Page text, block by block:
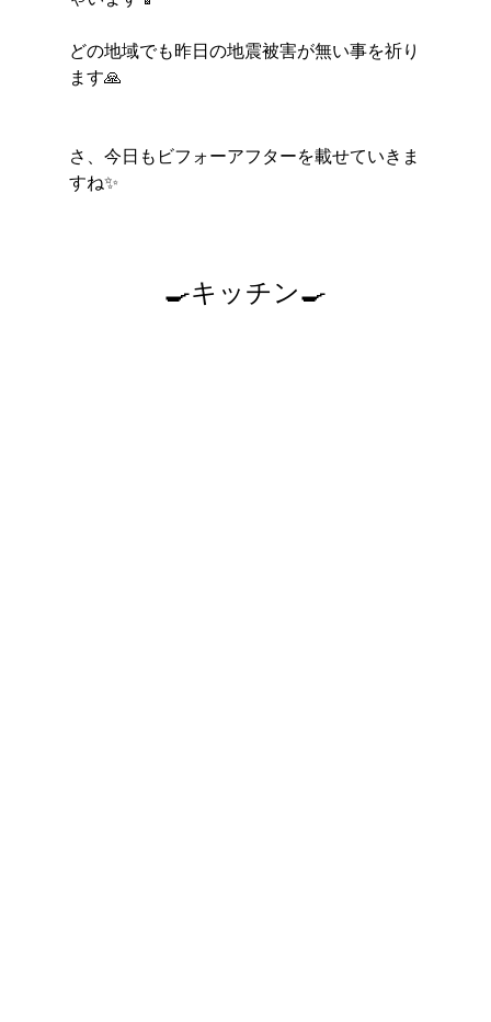
どの地域でも昨日の地震被害が無い事を祈り
ます🙏
さ、今日もビフォーアフターを載せていきま
すね✨
🍳キッチン🍳